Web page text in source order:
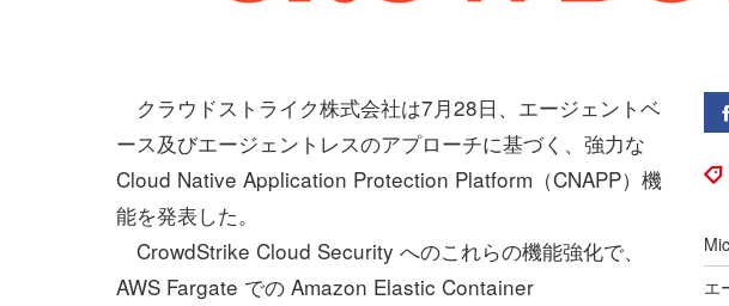
クラウドストライク株式会社は7月28日、エージェントベ
ース及びエージェントレスのアプローチに基づく、強力な
Cloud Native Application Protection Platform（CNAPP）機
能を発表した。
CrowdStrike Cloud Security へのこれらの機能強化で、
AWS Fargate での Amazon Elastic Container